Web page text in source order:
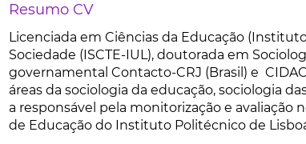
Resumo CV
Licenciada em Ciências da Educação
Sociedade (ISCTE-IUL), doutorada em
governamental Contacto-CRJ (Brasil) e
áreas da sociologia da educação, sociologia
a responsável pela monitorização e avaliação
de Educação do Instituto Politécnico de